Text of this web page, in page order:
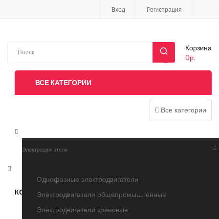
Вход Регистрация
Корзина
0 0р.
ВСЕ КАТЕГОРИИ
Все категории
Электродвигатели
Однофазные электродвигатели
Электродвигатели общепромышленные
Электродвигатели крановые
КОНТАКТЫ НОВОСТИ ФОТОГАЛЕРЕЯ